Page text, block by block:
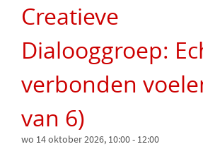
Creatieve
Dialooggroep:
verbonden
van 6)
wo 14 oktober 2026, 10:00- 12:00